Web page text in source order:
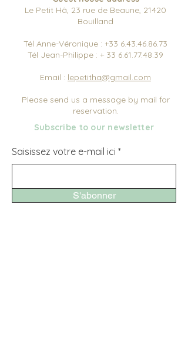
Le Petit Hâ, 23 rue de Beaune, 21420
Bouilland
Tél Anne-Véronique : +33 6.43.46.86.73
Tél Jean-Philippe : + 33 6.61.77.48.39
Email : lepetitha@gmail.com
Please send us a message by mail for
reservation.
Subscribe to our newsletter
Saisissez votre e-mail ici
S'abonner